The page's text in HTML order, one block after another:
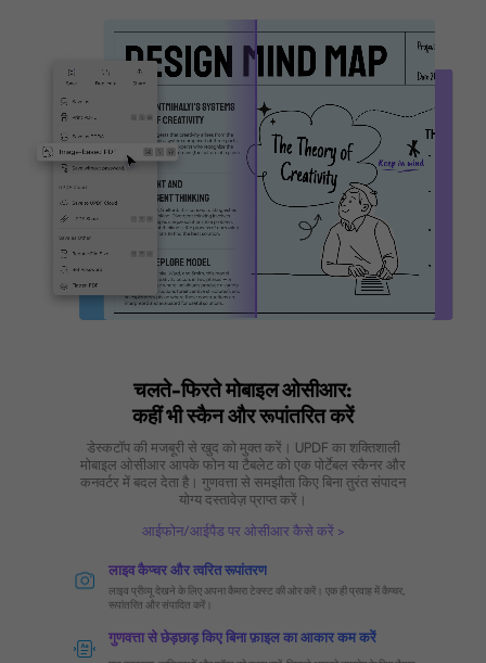
रिवर्स OCR प्रक्रिया करें और केवल चित्र
सके। उन्नत MRC-आधारित छवि संकुचन का उपयोग करते
प्रक्रिया फ़ाइल आकार को घटाती है जबकि गुणवत्ता बनाए
PDF को संपादन योग्य न कैसे बनाएं
MRC का उपयोग करके छवि संकुचित करें
चयनात्मक चित्र गुणवत्ता
संतुलित गुणवत्ता
मुफ्त डाउनलोड